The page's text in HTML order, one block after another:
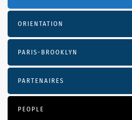
ORIENTATION
PARIS-BROOKLYN
PARTENAIRES
PEOPLE